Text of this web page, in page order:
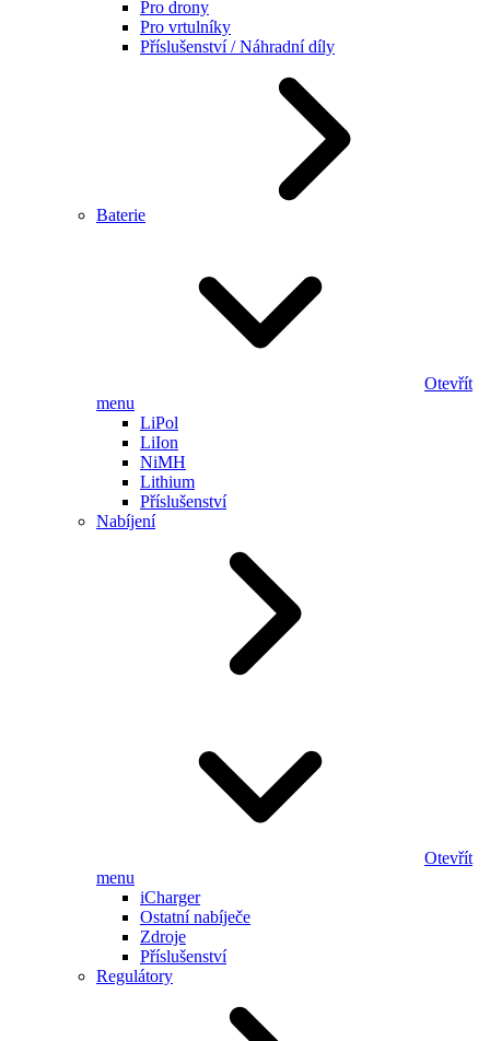
Pro drony
Pro vrtulníky
Příslušenství / Náhradní díly
Baterie
Otevřít
menu
LiPol
LiIon
NiMH
Lithium
Příslušenství
Nabíjení
Otevřít
menu
iCharger
Ostatní nabíječe
Zdroje
Příslušenství
Regulátory